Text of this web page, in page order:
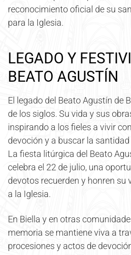
reconocimiento oficial de su
para la Iglesia.
LEGADO Y
BEATO AGUSTÍN
El legado del Beato Agustín de
de los siglos. Su vida y sus
inspirando a los fieles a vivir
devoción y a buscar la
La fiesta litúrgica del Beato
celebra el 22 de julio, una
devotos recuerden y honren su
a la Iglesia.
En Biella y en otras
memoria se mantiene viva a
procesiones y actos de